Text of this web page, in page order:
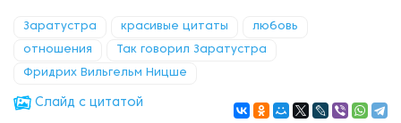
Заратустра красивые цитаты любовь
отношения Так говорил Заратустра
Фридрих Вильгельм Ницше
Cлайд с цитатой